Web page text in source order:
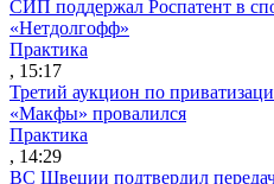
СИП поддержал Роспатент в
«Нетдолгофф»
Практика
, 15:17
Третий аукцион по
«Макфы» провалился
Практика
, 14:29
ВС Швеции подтвердил